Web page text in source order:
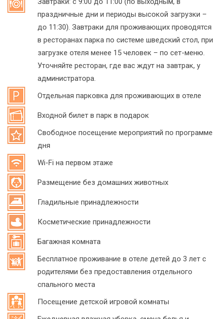
праздничные дни и периоды высокой загрузки –
до 11:30). Завтраки для проживающих проводятся
в ресторанах парка по системе шведский стол, при
загрузке отеля менее 15 человек – по сет-меню.
Уточняйте ресторан, где вас ждут на завтрак, у
администратора.
Отдельная парковка для проживающих в отеле
Входной билет в парк в подарок
Свободное посещение мероприятий по программе
дня
Wi-Fi на первом этаже
Размещение без домашних животных
Гладильные принадлежности
Косметические принадлежности
Багажная комната
Бесплатное проживание в отеле детей до 3 лет с
родителями без предоставления отдельного
спального места
Посещение детской игровой комнаты